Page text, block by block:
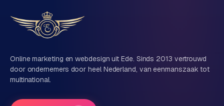
Vertel ons over je project
Naam
Bedrijfsnaam
Online marketing en webdesign uit Ede. Sinds 2013 vertrouwd
door ondernemers door heel Nederland, van eenmanszaak tot
multinational.